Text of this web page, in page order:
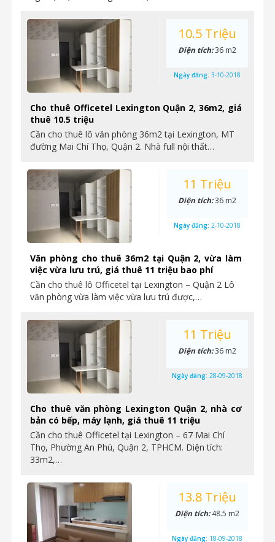
Cho thuê Officetel Lexington Quận 2, 36m2, giá
thuê 10.5 triệu
Cần cho thuê lô văn phòng 36m2 tại Lexington, MT
đường Mai Chí Thọ, Quận 2. Nhà full nội thất…
10.5 Triệu
Diện tích:36 m2
Ngày đăng: 3-10-2018
Văn phòng cho thuê 36m2 tại Quận 2, vừa làm
việc vừa lưu trú, giá thuê 11 triệu bao phí
Cần cho thuê lô Officetel tại Lexington – Quận 2 Lô
văn phòng vừa làm việc vừa lưu trú được,…
11 Triệu
Diện tích:36 m2
Ngày đăng: 2-10-2018
Cho thuê văn phòng Lexington Quận 2, nhà cơ
bản có bếp, máy lạnh, giá thuê 11 triệu
Cần cho thuê Officetel tại Lexington – 67 Mai Chí
Thọ, Phường An Phú, Quận 2, TPHCM. Diện tích:
33m2,…
11 Triệu
Diện tích:36 m2
Ngày đăng: 28-09-2018
13.8 Triệu
Diện tích:48.5 m2
Ngày đăng: 18-09-2018